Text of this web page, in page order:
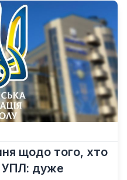
щодо того, хто
УПЛ: дуже